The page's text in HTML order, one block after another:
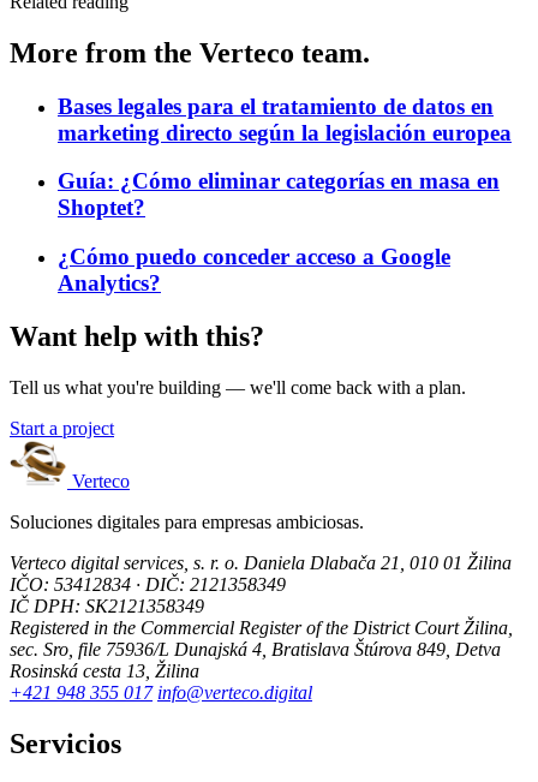
More from the Verteco team.
Bases legales para el tratamiento de datos en
marketing directo según la legislación europea
Guía: ¿Cómo eliminar categorías en masa en
Shoptet?
¿Cómo puedo conceder acceso a Google
Analytics?
Want help with this?
Tell us what you're building — we'll come back with a plan.
Start a project
Verteco
Soluciones digitales para empresas ambiciosas.
Verteco digital services, s. r. o. Daniela Dlabača 21, 010 01 Žilina
IČO: 53412834 · DIČ: 2121358349
IČ DPH: SK2121358349
Registered in the Commercial Register of the District Court Žilina,
sec. Sro, file 75936/L Dunajská 4, Bratislava Štúrova 849, Detva
Rosinská cesta 13, Žilina
+421 948 355 017 info@verteco.digital
Servicios